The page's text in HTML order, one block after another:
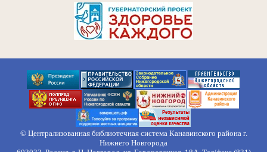
© Централизованная библиотечная система Канавинского района г.
Нижнего Новгорода